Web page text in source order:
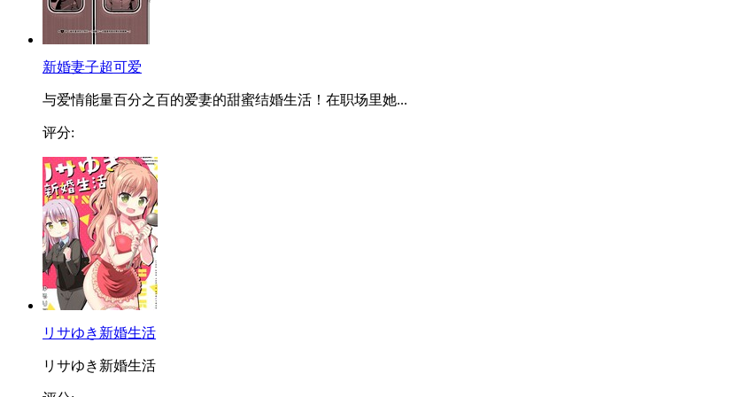
新婚妻子超可爱
与爱情能量百分之百的爱妻的甜蜜结婚生活！在职场里她...
评分:
リサゆき新婚生活
リサゆき新婚生活